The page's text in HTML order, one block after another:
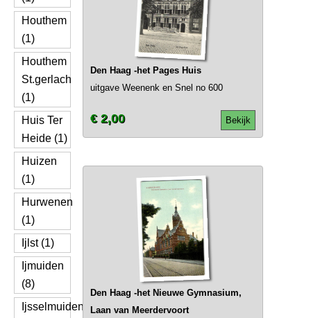
Houthem
(1)
Houthem
St.gerlach
(1)
Huis Ter
Heide (1)
Huizen
(1)
Hurwenen
(1)
Ijlst (1)
Ijmuiden
(8)
Ijsselmuiden
Den Haag -het Pages Huis
uitgave Weenenk en Snel no 600
Bekijk
€ 2,00
Den Haag -het Nieuwe Gymnasium,
Laan van Meerdervoort